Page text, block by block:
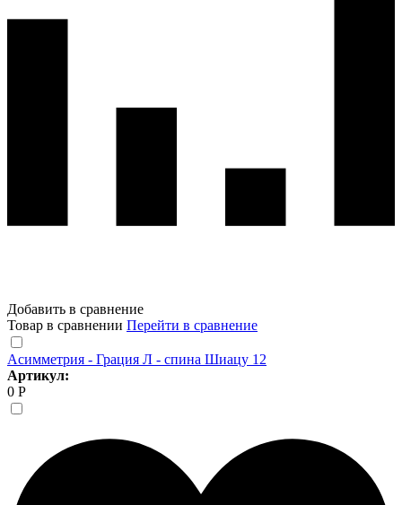
Добавить в сравнение
Товар в сравнении Перейти в сравнение
Асимметрия - Грация Л - спина Шиацу 12
Артикул:
0 Р